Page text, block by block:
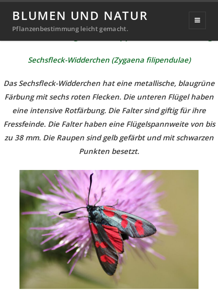
BLUMEN UND NATUR
Pflanzenbestimmung leicht gemacht.
Schmetterlinge & Falter
Nachtfalter – Die größte Gruppe der Schmetterlinge
Sechsfleck-Widderchen (Zygaena filipendulae)
Das Sechsfleck-Widderchen hat eine metallische, blaugrüne
Färbung mit sechs roten Flecken. Die unteren Flügel haben
eine intensive Rotfärbung. Die Falter sind giftig für ihre
Fressfeinde. Die Falter haben eine Flügelspannweite von bis
zu 38 mm. Die Raupen sind gelb gefärbt und mit schwarzen
Punkten besetzt.